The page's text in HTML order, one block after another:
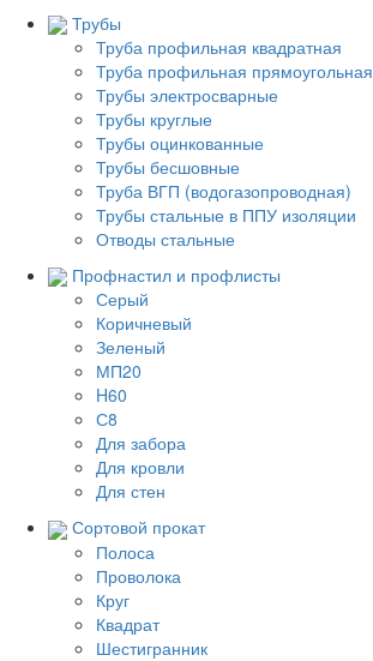
Трубы
Труба профильная квадратная
Труба профильная прямоугольная
Трубы электросварные
Трубы круглые
Трубы оцинкованные
Трубы бесшовные
Труба ВГП (водогазопроводная)
Трубы стальные в ППУ изоляции
Отводы стальные
Профнастил и профлисты
Серый
Коричневый
Зеленый
МП20
H60
С8
Для забора
Для кровли
Для стен
Сортовой прокат
Полоса
Проволока
Круг
Квадрат
Шестигранник